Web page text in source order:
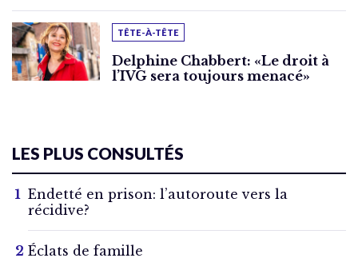
TÊTE-À-TÊTE
Delphine Chabbert: «Le droit à
l’IVG sera toujours menacé»
LES PLUS CONSULTÉS
Endetté en prison: l’autoroute vers la
récidive?
Éclats de famille